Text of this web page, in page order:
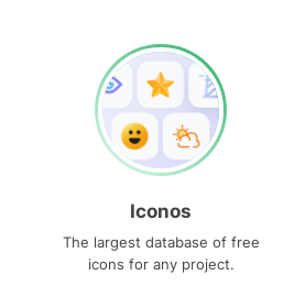
Iconos
The largest database of free
icons for any project.